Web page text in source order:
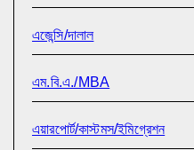
এজেন্সি/দালাল
এম.বি.এ./MBA
এয়ারপোর্ট/কাস্টমস/ইমিগ্রেশন